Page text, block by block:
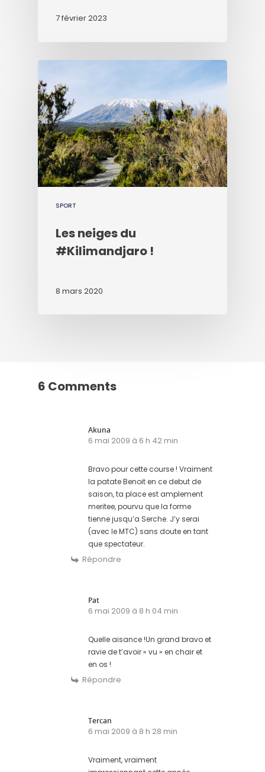
7 février 2023
SPORT
Les neiges du
#Kilimandjaro !
8 mars 2020
6 Comments
Akuna
6 mai 2009 à 6 h 42 min
Bravo pour cette course ! Vraiment
la patate Benoit en ce debut de
saison, ta place est amplement
meritee, pourvu que la forme
tienne jusqu’a Serche. J’y serai
(avec le MTC) sans doute en tant
que spectateur.
Répondre
Pat
6 mai 2009 à 8 h 04 min
Quelle aisance !Un grand bravo et
ravie de t’avoir « vu » en chair et
en os !
Répondre
Tercan
6 mai 2009 à 8 h 28 min
Vraiment, vraiment